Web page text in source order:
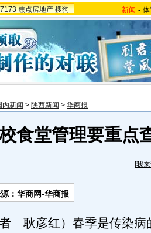
焦点房地产 搜狗 新闻 -
内新闻 > 陕西新闻 > 华商报
食堂管理要重点
[我
：华商网-华商报
耿彦红）春季是传染病